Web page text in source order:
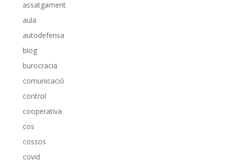
assatgament
aula
autodefensa
blog
burocracia
comunicació
control
cooperativa
cos
cossos
covid